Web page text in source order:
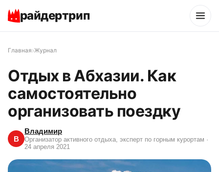
райдертрип
Главная›Журнал
Отдых в Абхазии. Как
самостоятельно
организовать поездку
В
Владимир
Организатор активного отдыха, эксперт по горным курортам ·
24 апреля 2021